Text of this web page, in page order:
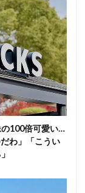
の100倍可愛い…
わ」「こうい